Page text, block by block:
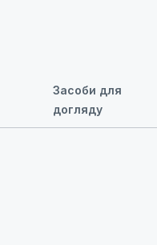
Засоби для
догляду